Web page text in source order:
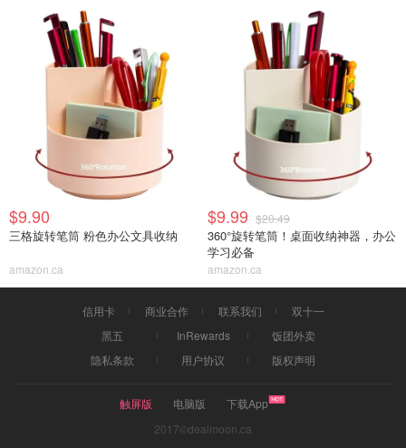
$9.90
三格旋转笔筒 粉色办公文具收纳
amazon.ca
$9.99 $20.49
360°旋转笔筒！桌面收纳神器，办公
学习必备
amazon.ca
信用卡 商业合作 联系我们
双十一
黑五
InRewards
饭团外卖
隐私条款
用户协议 版权声明
触屏版 电脑版
下载App
2017©dealmoon.ca